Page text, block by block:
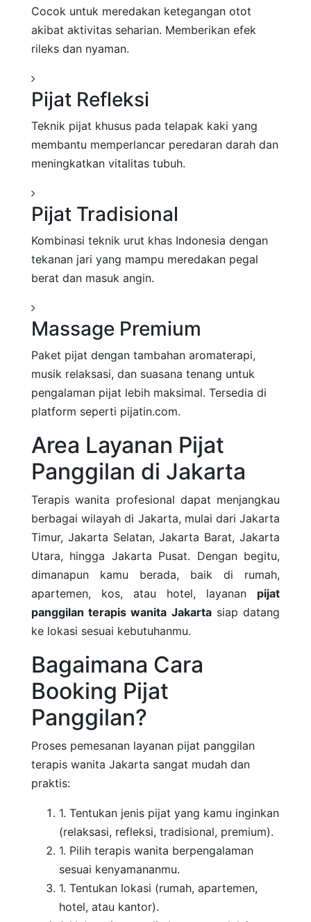
Cocok untuk meredakan ketegangan otot
akibat aktivitas seharian. Memberikan efek
rileks dan nyaman.
Pijat Refleksi
Teknik pijat khusus pada telapak kaki yang
membantu memperlancar peredaran darah dan
meningkatkan vitalitas tubuh.
Pijat Tradisional
Kombinasi teknik urut khas Indonesia dengan
tekanan jari yang mampu meredakan pegal
berat dan masuk angin.
Massage Premium
Paket pijat dengan tambahan aromaterapi,
musik relaksasi, dan suasana tenang untuk
pengalaman pijat lebih maksimal. Tersedia di
platform seperti pijatin.com.
Area Layanan Pijat
Panggilan di Jakarta
Terapis wanita profesional dapat menjangkau
berbagai wilayah di Jakarta, mulai dari Jakarta
Timur, Jakarta Selatan, Jakarta Barat, Jakarta
Utara, hingga Jakarta Pusat. Dengan begitu,
dimanapun kamu berada, baik di rumah,
apartemen, kos, atau hotel, layanan pijat
panggilan terapis wanita Jakartasiap datang
ke lokasi sesuai kebutuhanmu.
Bagaimana Cara
Booking Pijat
Panggilan?
Proses pemesanan layanan pijat panggilan
terapis wanita Jakarta sangat mudah dan
praktis:
Tentukan jenis pijat yang kamu inginkan
(relaksasi, refleksi, tradisional, premium).
Pilih terapis wanita berpengalaman
sesuai kenyamananmu.
Tentukan lokasi (rumah, apartemen,
hotel, atau kantor).